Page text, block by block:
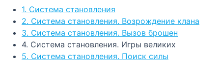
1. Система становления
2. Система становления. Возрождение клана
3. Система становления. Вызов брошен
4. Система становления. Игры великих
5. Система становления. Поиск силы